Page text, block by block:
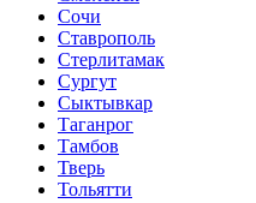
Сочи
Ставрополь
Стерлитамак
Сургут
Сыктывкар
Таганрог
Тамбов
Тверь
Тольятти